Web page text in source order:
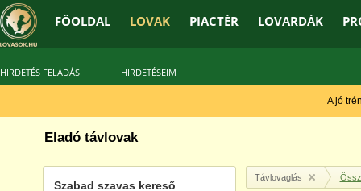
FŐOLDAL LOVAK PIACTÉR LOVARDÁK
HIRDETÉS FELADÁS HIRDETÉSEIM
A jó tréner
Eladó távlovak
Szabad szavas kereső
Távlovaglás